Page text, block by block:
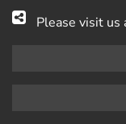
Please visit us